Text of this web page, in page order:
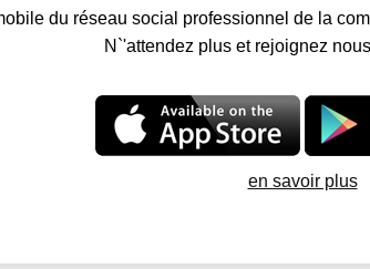
du réseau social professionnel de la
N`'attendez plus et rejoignez
en savoir plus